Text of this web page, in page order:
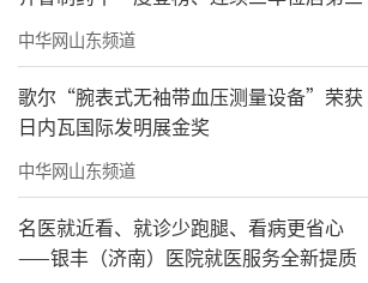
中华网山东频道
歌尔“腕表式无袖带血压测量设备”荣获
日内瓦国际发明展金奖
中华网山东频道
名医就近看、就诊少跑腿、看病更省心
——银丰（济南）医院就医服务全新提质